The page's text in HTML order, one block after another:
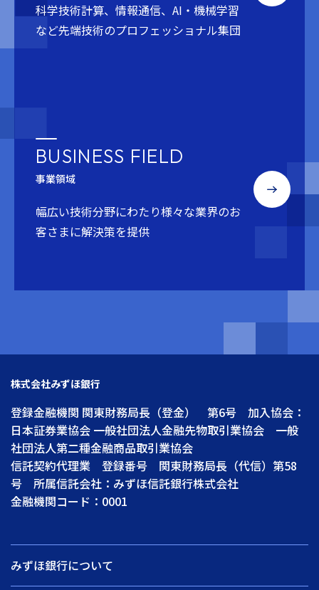
科学技術計算、情報通信、AI・機械学習
など先端技術のプロフェッショナル集団
BUSINESS FIELD
事業領域
幅広い技術分野にわたり様々な業界のお
客さまに解決策を提供
株式会社みずほ銀行
登録金融機関 関東財務局長（登金） 第6号 加入協会：
日本証券業協会 一般社団法人金融先物取引業協会 一般
社団法人第二種金融商品取引業協会
信託契約代理業 登録番号 関東財務局長（代信）第58
号 所属信託会社：みずほ信託銀行株式会社
金融機関コード：0001
みずほ銀行について